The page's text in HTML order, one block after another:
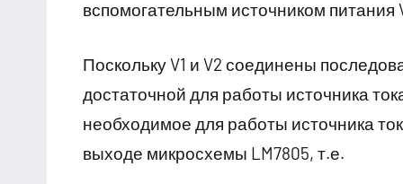
вспомогательным источником питания
Поскольку V1 и V2 соединены
достаточной для работы источника
необходимое для работы источника
выходе микросхемы LM7805, т.е.